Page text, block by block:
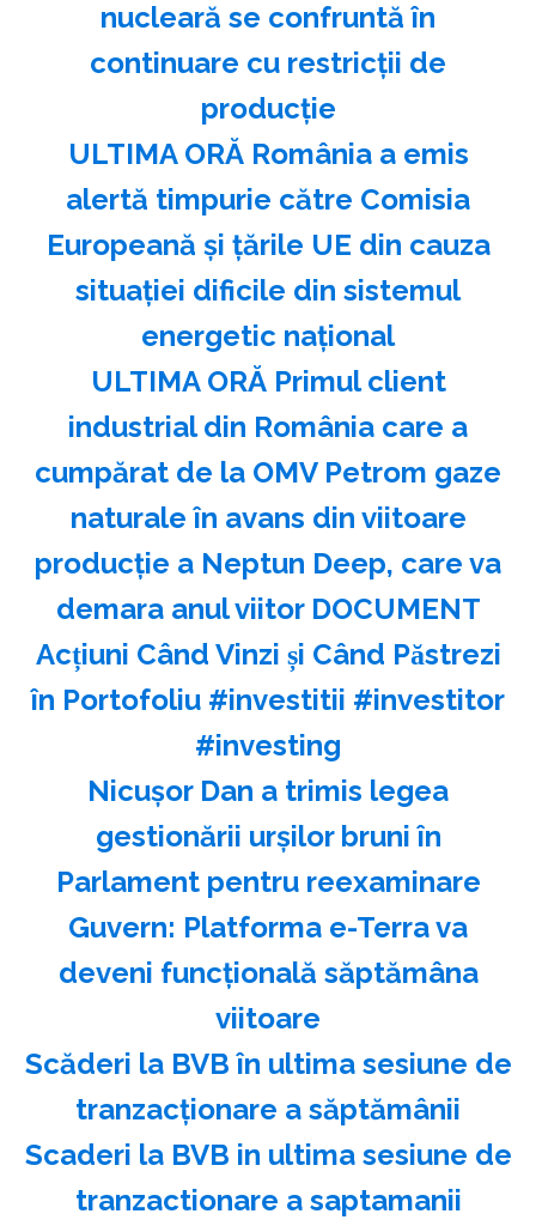
nucleară se confruntă în
continuare cu restricţii de
producţie
ULTIMA ORĂ România a emis
alertă timpurie către Comisia
Europeană și țările UE din cauza
situației dificile din sistemul
energetic național
ULTIMA ORĂ Primul client
industrial din România care a
cumpărat de la OMV Petrom gaze
naturale în avans din viitoare
producție a Neptun Deep, care va
demara anul viitor DOCUMENT
Acțiuni Când Vinzi și Când Păstrezi
în Portofoliu #investitii #investitor
#investing
Nicuşor Dan a trimis legea
gestionării urşilor bruni în
Parlament pentru reexaminare
Guvern: Platforma e-Terra va
deveni funcţională săptămâna
viitoare
Scăderi la BVB în ultima sesiune de
tranzacţionare a săptămânii
Scaderi la BVB in ultima sesiune de
tranzactionare a saptamanii